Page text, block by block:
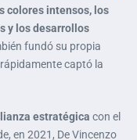
colores intensos, los
y los desarrollos
fundó su propia
captó la
estratégica con el
en 2021, De Vincenzo